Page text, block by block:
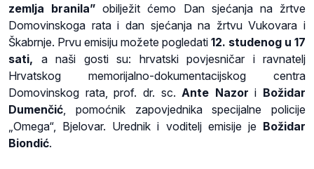
zemlja branila” obilježit ćemo Dan sjećanja na žrtve
Domovinskoga rata i dan sjećanja na žrtvu Vukovara i
Škabrnje. Prvu emisiju možete pogledati 12. studenog u 17
sati, a naši gosti su: hrvatski povjesničar i ravnatelj
Hrvatskog memorijalno-dokumentacijskog centra
Domovinskog rata,prof. dr. sc. Ante Nazor i Božidar
Dumenčić , pomoćnik zapovjednika specijalne policije
„Omega“, Bjelovar. Urednik i voditelj emisije je Božidar
Biondić.